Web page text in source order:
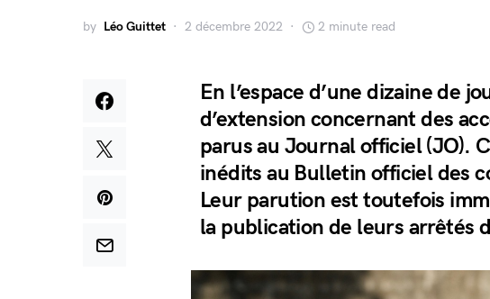
by Léo Guittet 2 décembre 2022 2 minute read
En l’espace d’une dizaine de
d’extension concernant des
parus au Journal officiel (JO).
inédits au Bulletin officiel des
Leur parution est toutefois
la publication de leurs arrêtés